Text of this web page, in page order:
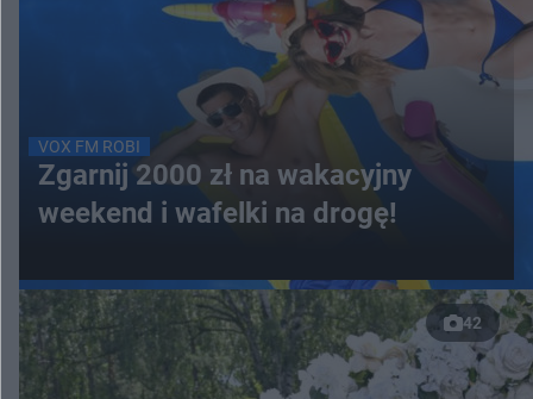
VOX FM ROBI
Zgarnij 2000 zł na wakacyjny
weekend i wafelki na drogę!
42